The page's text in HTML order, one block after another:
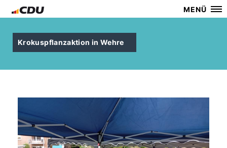
MENÜ
Krokuspflanzaktion in Wehre